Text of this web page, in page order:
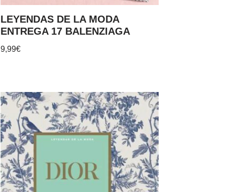
LEYENDAS DE LA MODA
ENTREGA 17 BALENZIAGA
9,99€